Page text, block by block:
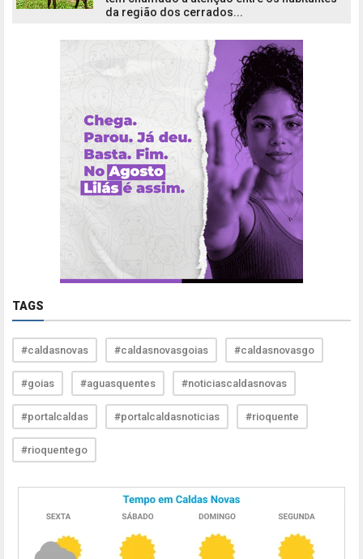
da região dos cerrados...
TAGS
#caldasnovas #caldasnovasgoias #caldasnovasgo
#goias #aguasquentes #noticiascaldasnovas
#portalcaldas #portalcaldasnoticias #rioquente
#rioquentego